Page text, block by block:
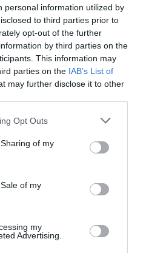
personal information utilized by
to third parties prior to
opt-out of the further
by third parties on the
This information may
parties on the IAB’s List of
may further disclose it to other
Opt Outs
of my
of my
my
Advertising.
στοGoogle Newsκαι
για την Τέχνη και τον
ΠΑΡΑΣΤΑΣΕΙΣ 2025 – 2026
ΓΙΑ ΠΑΙΔΙΑ